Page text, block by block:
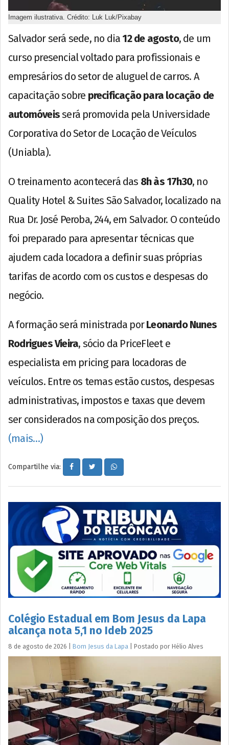
Imagem ilustrativa. Crédito: Luk Luk/Pixabay
Salvador será sede, no dia 12 de agosto, de um
curso presencial voltado para profissionais e
empresários do setor de aluguel de carros. A
capacitação sobre precificação para locação de
automóveisserá promovida pela Universidade
Corporativa do Setor de Locação de Veículos
(Uniabla).
O treinamento acontecerá das 8h às 17h30, no
Quality Hotel & Suites São Salvador, localizado na
Rua Dr. José Peroba, 244, em Salvador. O conteúdo
foi preparado para apresentar técnicas que
ajudem cada locadora a definir suas próprias
tarifas de acordo com os custos e despesas do
negócio.
A formação será ministrada porLeonardo Nunes
Rodrigues Vieira, sócio da PriceFleet e
especialista em pricing para locadoras de
veículos. Entre os temas estão custos, despesas
administrativas, impostos e taxas que devem
ser considerados na composição dos preços.
(mais…)
Compartilhe via:
Colégio Estadual em Bom Jesus da Lapa
alcança nota 5,1 no Ideb 2025
8 de agosto de 2026 Bom Jesus da Lapa Postado por Hélio Alves